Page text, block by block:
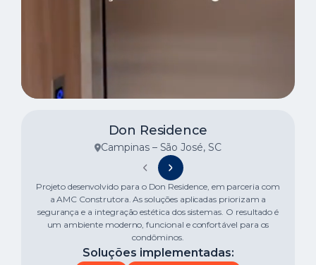
Don Residence
Campinas – São José, SC
Projeto desenvolvido para o Don Residence, em parceria com
a AMC Construtora. As soluções aplicadas priorizam a
segurança e a integração estética dos sistemas. O resultado é
um ambiente moderno, funcional e confortável para os
condôminos.
Soluções implementadas: